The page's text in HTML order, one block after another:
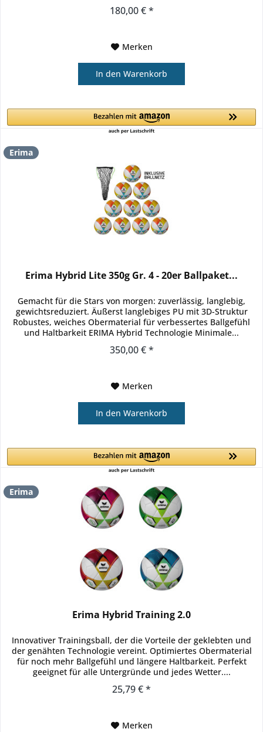
180,00 € *
Merken
In den Warenkorb
Erima
Erima Hybrid Lite 350g Gr. 4 - 20er Ballpaket...
Gemacht für die Stars von morgen: zuverlässig, langlebig,
gewichtsreduziert. Äußerst langlebiges PU mit 3D-Struktur
Robustes, weiches Obermaterial für verbessertes Ballgefühl
und Haltbarkeit ERIMA Hybrid Technologie Minimale...
350,00 € *
Merken
In den Warenkorb
Erima
Erima Hybrid Training 2.0
Innovativer Trainingsball, der die Vorteile der geklebten und
der genähten Technologie vereint. Optimiertes Obermaterial
für noch mehr Ballgefühl und längere Haltbarkeit. Perfekt
geeignet für alle Untergründe und jedes Wetter....
25,79 € *
Merken